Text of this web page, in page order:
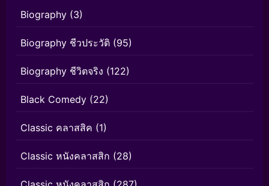
Biography (3)
Biography ชีวประวัติ (95)
Biography ชีวิตจริง (122)
Black Comedy (22)
Classic คลาสสิค (1)
Classic หนังคลาสสิก (28)